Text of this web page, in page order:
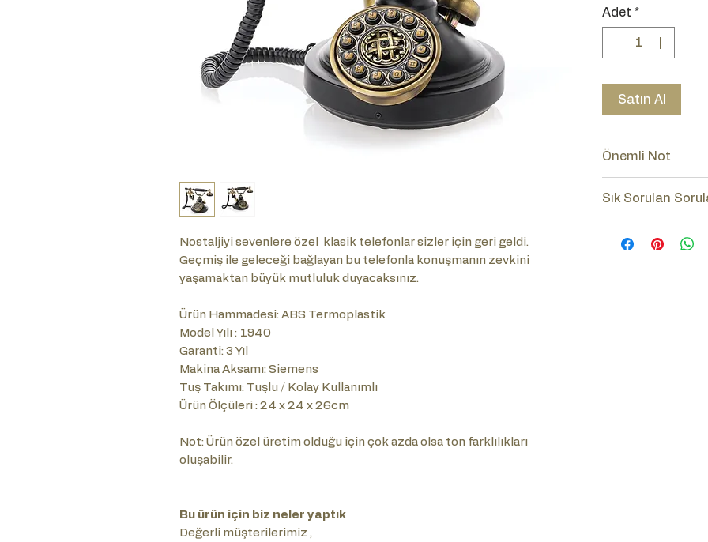
Nostaljiyi sevenlere özel klasik telefonlar sizler için geri geldi.
Geçmiş ile geleceği bağlayan bu telefonla konuşmanın zevkini
yaşamaktan büyük mutluluk duyacaksınız.
Ürün Hammadesi: ABS Termoplastik
Model Yılı : 1940
Garanti: 3 Yıl
Makina Aksamı: Siemens
Tuş Takımı: Tuşlu / Kolay Kullanımlı
Ürün Ölçüleri : 24 x 24 x 26cm
Not: Ürün özel üretim olduğu için çok azda olsa ton farklılıkları
oluşabilir.
Bu ürün için biz neler yaptık
Değerli müşterilerimiz ,
Adet *
Satın Al
Önemli Not
(Tuşlu-Çevirmeli)
Sık Sorulan
tıklayınız.